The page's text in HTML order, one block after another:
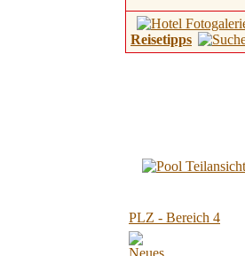
Reisetipps
PLZ - Bereich 4